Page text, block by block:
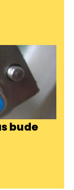
bude